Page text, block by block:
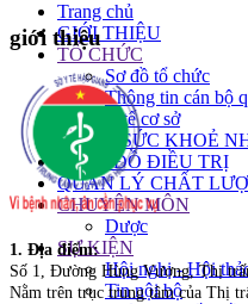
Trang chủ
GIỚI THIỆU
TỔ CHỨC
Sơ đồ tổ chức
Thông tin cán bộ
Y tế cơ sở
KHÁM SỨC KHOẺ
PHÁT ĐỒ ĐIỀU TRỊ
QUẢN LÝ CHẤT
CHUYÊN MÔN
Dược
SỰ KIỆN
Hội nghị - Hội
Tin nội bộ
giới thiệu
1. Địa điểm:
Số 1, Đường Hùng Vương, Thị
Nằm trên trục trung tâm của Thị